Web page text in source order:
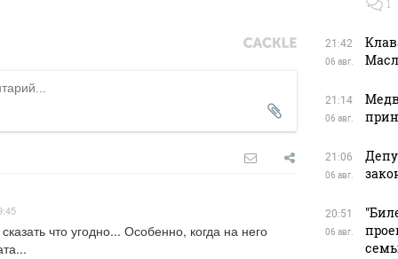
что угодно... Особенно, когда на него
1
21:42
06 авг.
21:14
06 авг.
21:06
06 авг.
20:51
06 авг.